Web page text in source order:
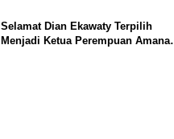
Selamat Dian Ekawaty Terpilih
Menjadi Ketua Perempuan Amanat